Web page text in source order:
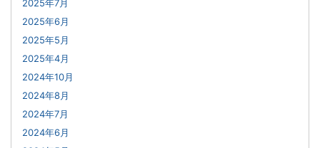
2025年7月
2025年6月
2025年5月
2025年4月
2024年10月
2024年8月
2024年7月
2024年6月